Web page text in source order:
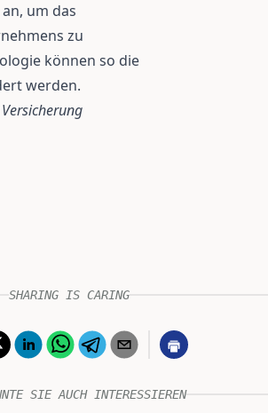
um das
zu
können so die
werden.
SHARING IS CARING
SIE AUCH INTERESSIEREN